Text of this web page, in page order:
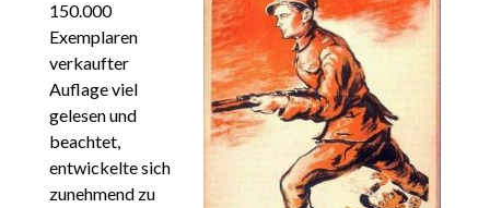
150.000
Exemplaren
verkaufter
Auflage viel
gelesen und
beachtet,
entwickelte sich
zunehmend zu